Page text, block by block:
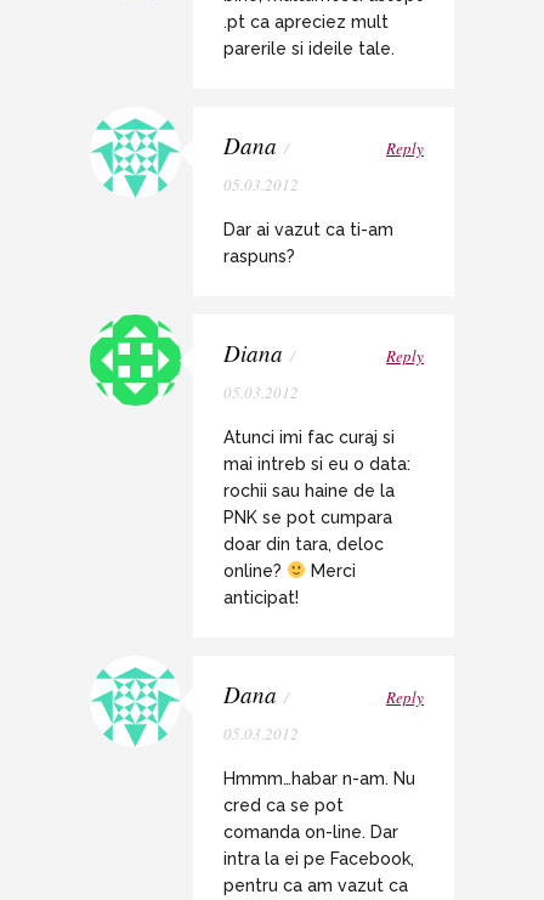
.pt ca apreciez mult
parerile si ideile tale.
Dana /
05.03.2012
Reply
Dar ai vazut ca ti-am
raspuns?
Diana /
05.03.2012
Reply
Atunci imi fac curaj si
mai intreb si eu o data:
rochii sau haine de la
PNK se pot cumpara
doar din tara, deloc
online?
Merci
anticipat!
Dana /
05.03.2012
Reply
Hmmm…habar n-am. Nu
cred ca se pot
comanda on-line. Dar
intra la ei pe Facebook,
pentru ca am vazut ca